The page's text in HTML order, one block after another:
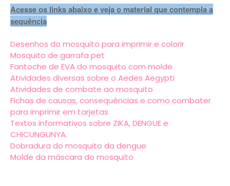
Acesse os links abaixo e veja o material que contempla a
sequência
Desenhos do mosquito para imprimir e colorir
Mosquito de garrafa pet
Fantoche de EVA do mosquito com molde
Atividades diversas sobre o Aedes Aegypti
Atividades de combate ao mosquito
Fichas de causas, consequências e como combater
para imprimir em tarjetas
Textos informativos sobre ZIKA, DENGUE e
CHICUNGUNYA.
Dobradura do mosquito da dengue
Molde da máscara do mosquito